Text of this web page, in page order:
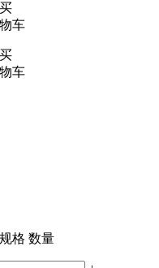
车
车
格 数量